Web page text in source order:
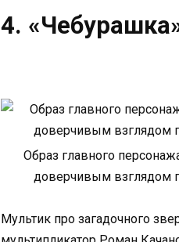
4.
Образ главного
доверчивым взглядом
Мультик про загадочного